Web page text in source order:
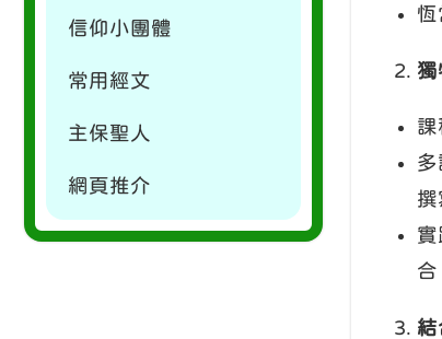
課
撰
合
信仰小團體
常用經文
主保聖人
網頁推介